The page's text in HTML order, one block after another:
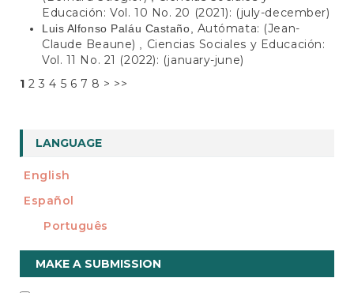
Educación: Vol. 10 No. 20 (2021): (july-december)
Luis Alfonso Paláu Castaño, Autómata: (Jean-
Claude Beaune)
Ciencias Sociales y Educación:
Vol. 11 No. 21 (2022): (january-june)
1 2 3 4 5 6 7 8 > >>
LANGUAGE
English
Español
Português
Make
a
MAKE A SUBMISSION